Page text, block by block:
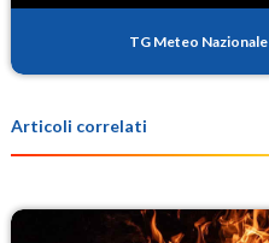
TG Meteo Nazionale
Articoli correlati